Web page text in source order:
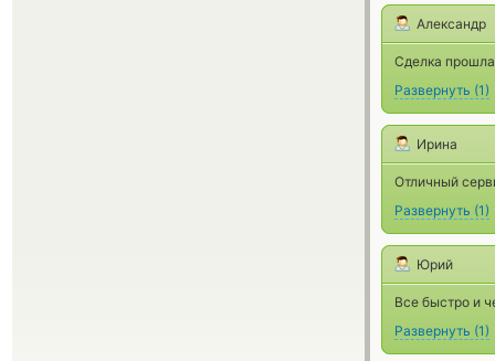
Александр
Сделка
Развернуть (1)
Ирина
Отличный
Развернуть (1)
Юрий
Все быстро и
Развернуть (1)